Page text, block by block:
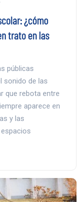
¿cómo
trato en las
públicas
sonido de las
que rebota entre
aparece en
y las